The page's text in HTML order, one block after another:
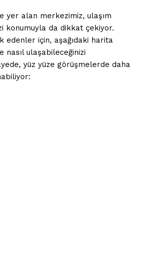
yer alan merkezimiz, ulaşım
konumuyla da dikkat çekiyor.
edenler için, aşağıdaki harita
nasıl ulaşabileceğinizi
yüz yüze görüşmelerde daha